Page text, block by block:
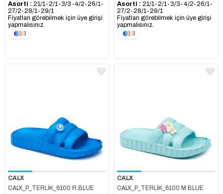
Asorti : 21/1-2/1-3/3-4/2-26/1-
27/2-28/1-29/1
Fiyatları görebilmek için üye girişi
yapmalısınız.
3
Asorti : 21/1-2/1-3/3-4/2-26/1-
27/2-28/1-29/1
Fiyatları görebilmek için üye girişi
yapmalısınız.
3
CALX
CALX_P_TERLİK_6100 R.BLUE
CALX
CALX_P_TERLİK_6100 M.BLUE